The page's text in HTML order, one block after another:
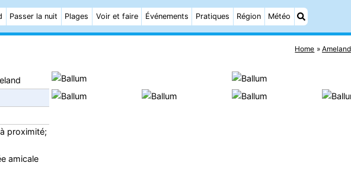
Passer la nuit Plages Voir et faire Événements Pratiques Région Météo
Home Ameland
proximité;
amicale